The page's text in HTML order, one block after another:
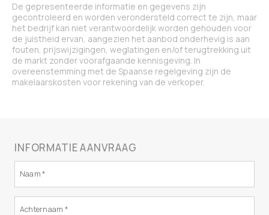
De gepresenteerde informatie en gegevens zijn
gecontroleerd en worden verondersteld correct te zijn, maar
het bedrijf kan niet verantwoordelijk worden gehouden voor
de juistheid ervan, aangezien het aanbod onderhevig is aan
fouten, prijswijzigingen, weglatingen en/of terugtrekking uit
de markt zonder voorafgaande kennisgeving. In
overeenstemming met de Spaanse regelgeving zijn de
makelaarskosten voor rekening van de verkoper.
INFORMATIE AANVRAAG